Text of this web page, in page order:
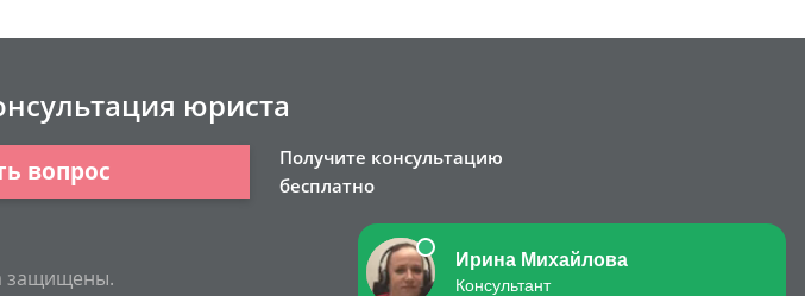
юриста
вопрос
Получите консультацию
бесплатно
защищены.